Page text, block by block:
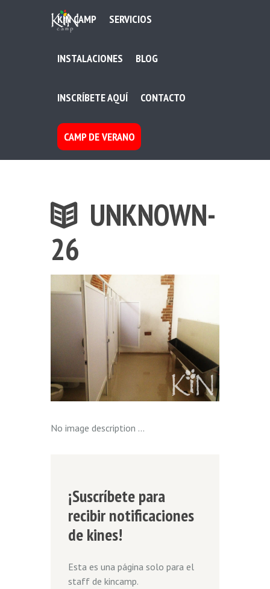
KIN CAMP SERVICIOS
INSTALACIONES BLOG
INSCRÍBETE AQUÍ CONTACTO
CAMP DE VERANO
UNKNOWN-
26
No image description ...
¡Suscríbete para
recibir notificaciones
de kines!
Esta es una página solo para el
staff de kincamp.